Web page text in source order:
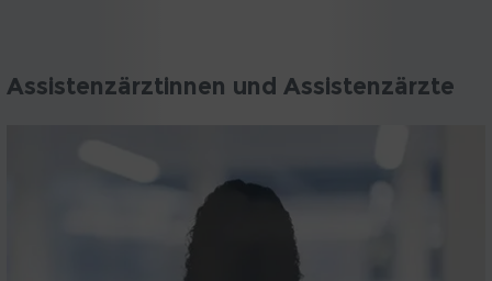
Assistenzärztinnen und Assistenzärzte